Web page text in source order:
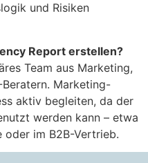
und Risiken
Report erstellen?
Team aus Marketing,
Marketing-
aktiv begleiten, da der
werden kann – etwa
oder im B2B-Vertrieb.